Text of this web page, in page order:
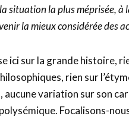
situation la plus méprisée, à
la mieux considérée des
ici sur la grande histoire,
rien sur
aucune variation sur son
Focalisons-